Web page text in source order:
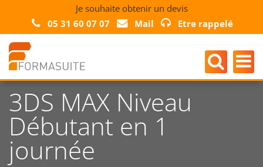
Je souhaite obtenir un devis
05 31 60 07 07
Mail Etre rappelé
3DS MAX Niveau
Débutant en 1
journée